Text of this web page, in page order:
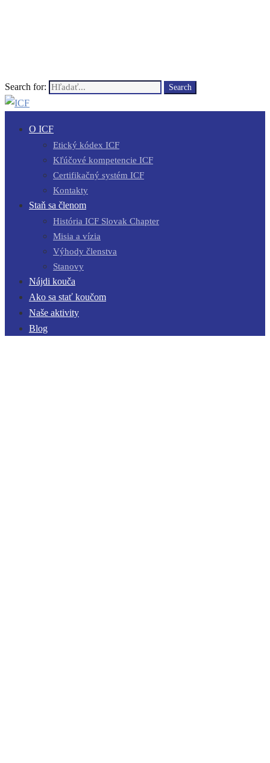
Search for: Search
O ICF
Etický kódex ICF
Kľúčové kompetencie ICF
Certifikačný systém ICF
Kontakty
Staň sa členom
História ICF Slovak Chapter
Misia a vízia
Výhody členstva
Stanovy
Nájdi kouča
Ako sa stať koučom
Naše aktivity
Blog